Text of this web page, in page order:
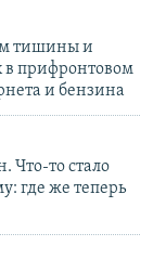
тишины и
в прифронтовом
и бензина
Что-то стало
где же теперь